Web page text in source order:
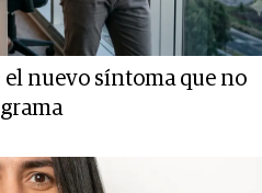
nuevo síntoma que no